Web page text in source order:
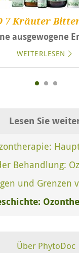
7 Kräuter
ausgewogene
WEITERLESEN
Lesen Sie
Behandlung:
und Grenzen
Über PhytoDoc